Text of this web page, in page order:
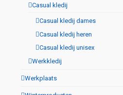
Casual kledij
Casual kledij dames
Casual kledij heren
Casual kledij unisex
Werkkledij
Werkplaats